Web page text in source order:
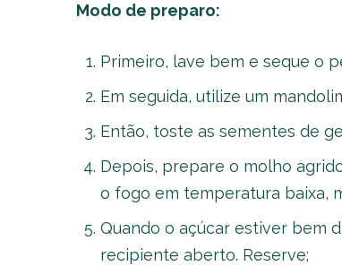
Modo de preparo:
Primeiro, lave bem e seque o
Em seguida, utilize um
Então, toste as sementes de
Depois, prepare o molho
o fogo em temperatura baixa,
Quando o açúcar estiver bem
recipiente aberto. Reserve;